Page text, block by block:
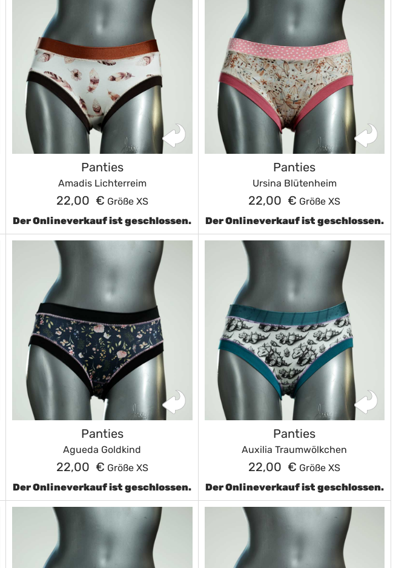
Panties
Amadis Lichterreim
22,00 € Größe XS
Der Onlineverkauf ist geschlossen.
Panties
Ursina Blütenheim
22,00 € Größe XS
Der Onlineverkauf ist geschlossen.
Panties
Agueda Goldkind
22,00 € Größe XS
Der Onlineverkauf ist geschlossen.
Panties
Auxilia Traumwölkchen
22,00 € Größe XS
Der Onlineverkauf ist geschlossen.